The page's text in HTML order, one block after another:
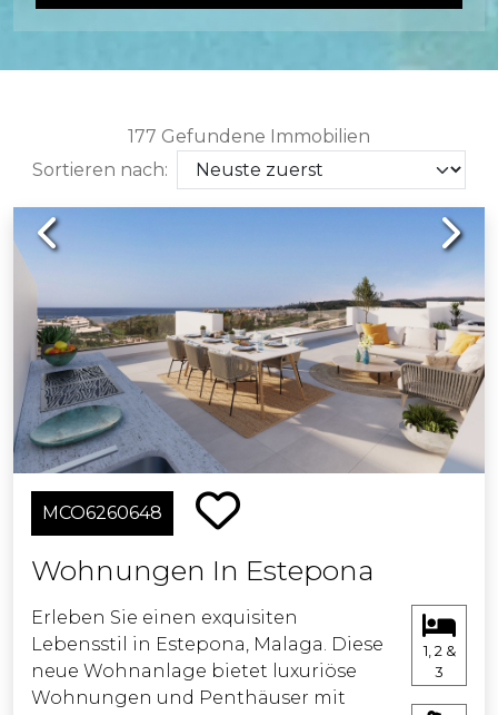
177 Gefundene Immobilien
Sortieren nach:
Previous Next
MCO6260648
Wohnungen In Estepona
Erleben Sie einen exquisiten
Lebensstil in Estepona, Malaga. Diese
neue Wohnanlage bietet luxuriöse
Wohnungen und Penthäuser mit
1, 2 &
3